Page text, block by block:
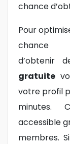
chance
Pour
chance
d’obtenir
gratuite
votre profil
minutes.
accessible
membres.